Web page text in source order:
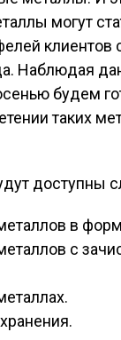
могут
Наблюдая
будем
таких
доступны
в
с